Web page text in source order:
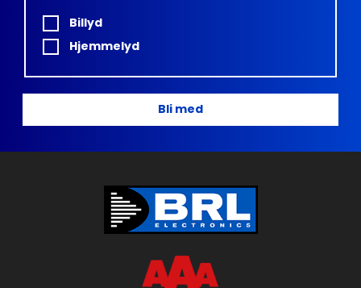
Billyd
Hjemmelyd
Bli med